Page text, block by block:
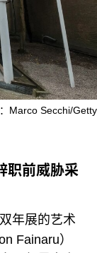
：Marco Secchi/Getty
职前威胁采
年展的艺术
Fainaru）